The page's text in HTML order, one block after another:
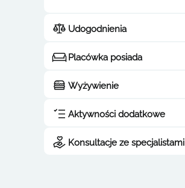
Udogodnienia
Placówka posiada
Wyżywienie
Aktywności dodatkowe
Konsultacje ze specjalistami